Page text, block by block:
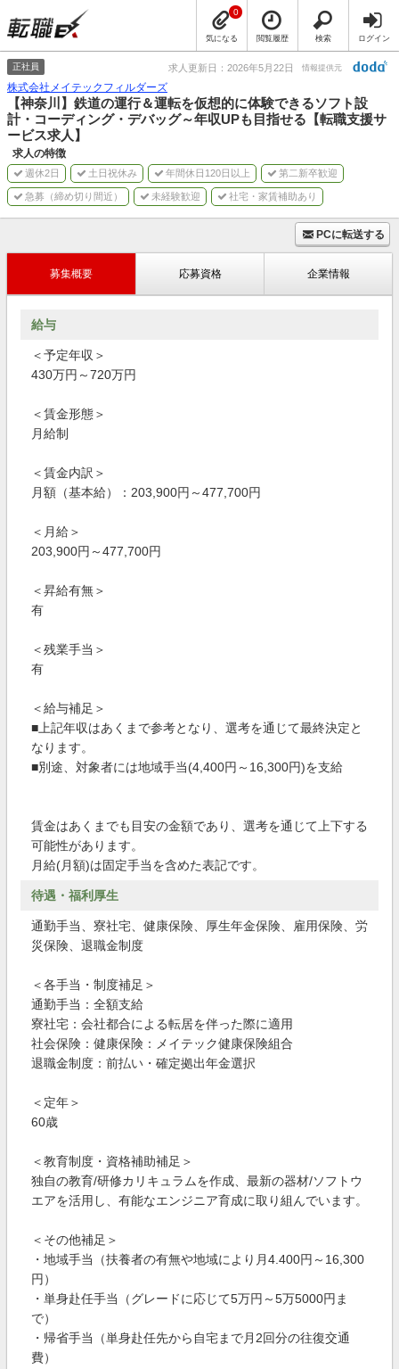
気になる
0
閲覧履歴 検索 ログイン
正社員 求人更新日：2026年5月22日 情報提供元
株式会社メイテックフィルダーズ
【神奈川】鉄道の運行＆運転を仮想的に体験できるソフト設
計・コーディング・デバッグ～年収UPも目指せる【転職支援サ
ービス求人】
求人の特徴
週休2日 土日祝休み 年間休日120日以上 第二新卒歓迎
急募（締め切り間近） 未経験歓迎 社宅・家賃補助あり
PCに転送する
募集概要 応募資格 企業情報
給与
＜予定年収＞
430万円～720万円
＜賃金形態＞
月給制
＜賃金内訳＞
月額（基本給）：203,900円～477,700円
＜月給＞
203,900円～477,700円
＜昇給有無＞
有
＜残業手当＞
有
＜給与補足＞
■上記年収はあくまで参考となり、選考を通じて最終決定と
なります。
■別途、対象者には地域手当(4,400円～16,300円)を支給
賃金はあくまでも目安の金額であり、選考を通じて上下する
可能性があります。
月給(月額)は固定手当を含めた表記です。
待遇・福利厚生
通勤手当、寮社宅、健康保険、厚生年金保険、雇用保険、労
災保険、退職金制度
＜各手当・制度補足＞
通勤手当：全額支給
寮社宅：会社都合による転居を伴った際に適用
社会保険：健康保険：メイテック健康保険組合
退職金制度：前払い・確定拠出年金選択
＜定年＞
60歳
＜教育制度・資格補助補足＞
独自の教育/研修カリキュラムを作成、最新の器材/ソフトウ
エアを活用し、有能なエンジニア育成に取り組んでいます。
＜その他補足＞
・地域手当（扶養者の有無や地域により月4.400円～16,300
円）
・単身赴任手当（グレードに応じて5万円～5万5000円ま
で）
・帰省手当（単身赴任先から自宅まで月2回分の往復交通
費）